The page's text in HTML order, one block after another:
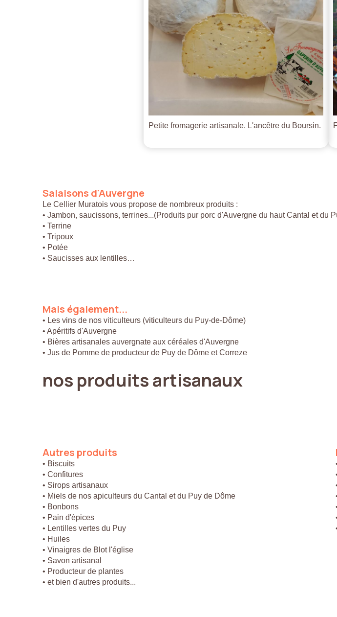
Petite fromagerie artisanale. L'ancêtre du Boursin.
Salaisons d'Auvergne
Le Cellier Muratois vous propose de nombreux produits :
• Jambon, saucissons, terrines...(Produits pur porc d'Auvergne du haut Cantal et du
• Terrine
• Tripoux
• Potée
• Saucisses aux lentilles…
Mais également...
• Les vins de nos viticulteurs (viticulteurs du Puy-de-Dôme)
• Apéritifs d'Auvergne
• Bières artisanales auvergnate aux céréales d'Auvergne
• Jus de Pomme de producteur de Puy de Dôme et Correze
nos produitsartisanaux
Autres produits
• Biscuits
• Confitures
• Sirops artisanaux
• Miels de nos apiculteurs du Cantal et du Puy de Dôme
• Bonbons
• Pain d'épices
• Lentilles vertes du Puy
• Huiles
• Vinaigres de Blot l'église
• Savon artisanal
• Producteur de plantes
• et bien d'autres produits...